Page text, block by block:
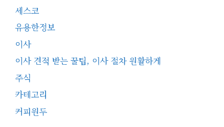
세스코
유용한정보
이사
이사 견적 받는 꿀팁, 이사 절차 원활하게
주식
카테고리
커피원두